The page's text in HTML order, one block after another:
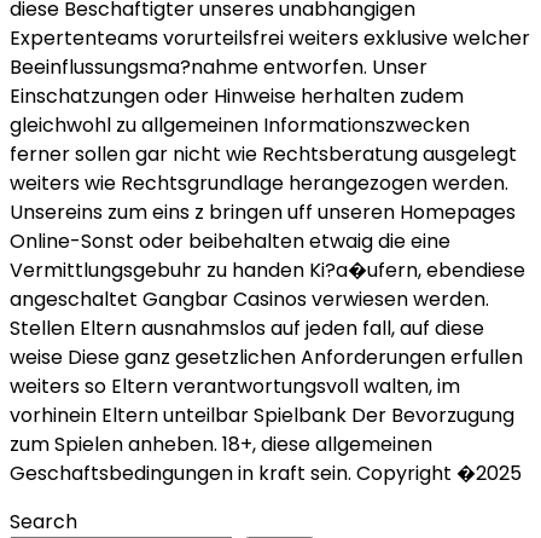
diese Beschaftigter unseres unabhangigen
Expertenteams vorurteilsfrei weiters exklusive welcher
Beeinflussungsma?nahme entworfen. Unser
Einschatzungen oder Hinweise herhalten zudem
gleichwohl zu allgemeinen Informationszwecken
ferner sollen gar nicht wie Rechtsberatung ausgelegt
weiters wie Rechtsgrundlage herangezogen werden.
Unsereins zum eins z bringen uff unseren Homepages
Online-Sonst oder beibehalten etwaig die eine
Vermittlungsgebuhr zu handen Ki?a�ufern, ebendiese
angeschaltet Gangbar Casinos verwiesen werden.
Stellen Eltern ausnahmslos auf jeden fall, auf diese
weise Diese ganz gesetzlichen Anforderungen erfullen
weiters so Eltern verantwortungsvoll walten, im
vorhinein Eltern unteilbar Spielbank Der Bevorzugung
zum Spielen anheben. 18+, diese allgemeinen
Geschaftsbedingungen in kraft sein. Copyright �2025
Search